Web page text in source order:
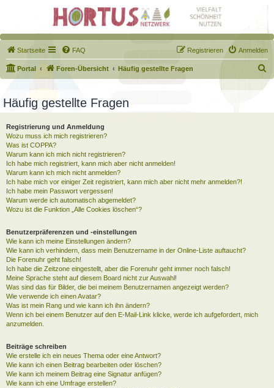
Startseite FAQ Anmelden
Registrieren
Portal Foren-Übersicht Häufig gestellte Fragen
u
h
Häufig gestellte Fragen
Registrierung und Anmeldung
Wozu muss ich mich registrieren?
Was ist COPPA?
Warum kann ich mich nicht registrieren?
Ich habe mich registriert, kann mich aber nicht anmelden!
Warum kann ich mich nicht anmelden?
Ich habe mich vor einiger Zeit registriert, kann mich aber nicht mehr anmelden?!
Ich habe mein Passwort vergessen!
Warum werde ich automatisch abgemeldet?
Wozu ist die Funktion „Alle Cookies löschen“?
Benutzerpräferenzen und -einstellungen
Wie kann ich meine Einstellungen ändern?
Wie kann ich verhindern, dass mein Benutzername in der Online-Liste auftaucht?
Die Forenuhr geht falsch!
Ich habe die Zeitzone eingestellt, aber die Forenuhr geht immer noch falsch!
Meine Sprache steht auf diesem Board nicht zur Auswahl!
Was sind das für Bilder, die bei meinem Benutzernamen angezeigt werden?
Wie verwende ich einen Avatar?
Was ist mein Rang und wie kann ich ihn ändern?
Wenn ich bei einem Benutzer auf den E-Mail-Link klicke, werde ich aufgefordert, mich
anzumelden.
Beiträge schreiben
Wie erstelle ich ein neues Thema oder eine Antwort?
Wie kann ich einen Beitrag bearbeiten oder löschen?
Wie kann ich meinem Beitrag eine Signatur anfügen?
Wie kann ich eine Umfrage erstellen?